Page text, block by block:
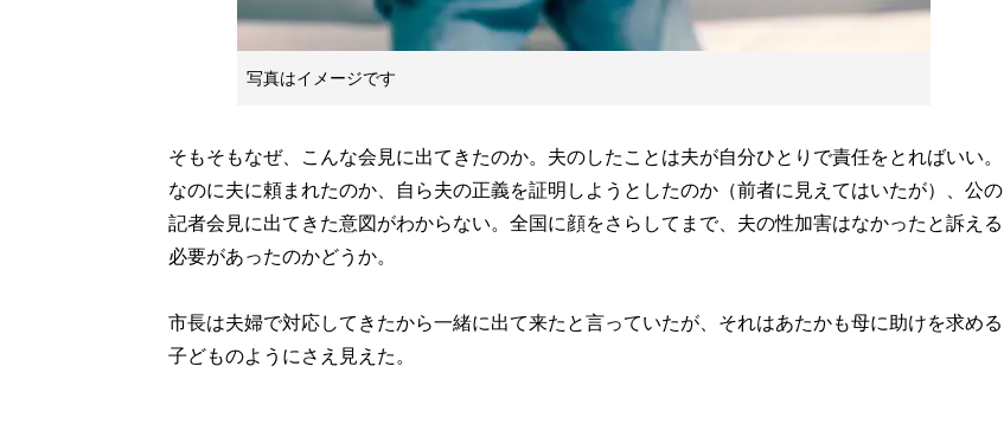
写真はイメージです
そもそもなぜ、こんな会見に出てきたのか。夫のしたことは夫が自分ひとりで責任をとればいい。
なのに夫に頼まれたのか、自ら夫の正義を証明しようとしたのか（前者に見えてはいたが）、公の
記者会見に出てきた意図がわからない。全国に顔をさらしてまで、夫の性加害はなかったと訴える
必要があったのかどうか。
市長は夫婦で対応してきたから一緒に出て来たと言っていたが、それはあたかも母に助けを求める
子どものようにさえ見えた。